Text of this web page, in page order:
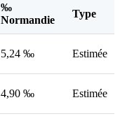
‰
Normandie
Type
5,24 ‰ Estimée
4,90 ‰ Estimée